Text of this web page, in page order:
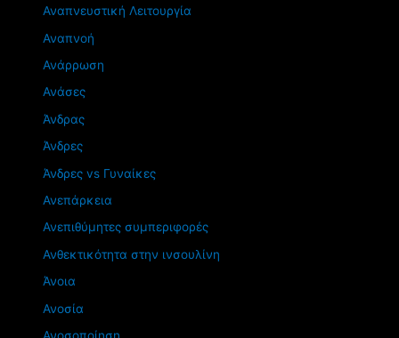
Αναπνευστική Λειτουργία
Αναπνοή
Ανάρρωση
Ανάσες
Άνδρας
Άνδρες
Άνδρες vs Γυναίκες
Ανεπάρκεια
Ανεπιθύμητες συμπεριφορές
Ανθεκτικότητα στην ινσουλίνη
Άνοια
Ανοσία